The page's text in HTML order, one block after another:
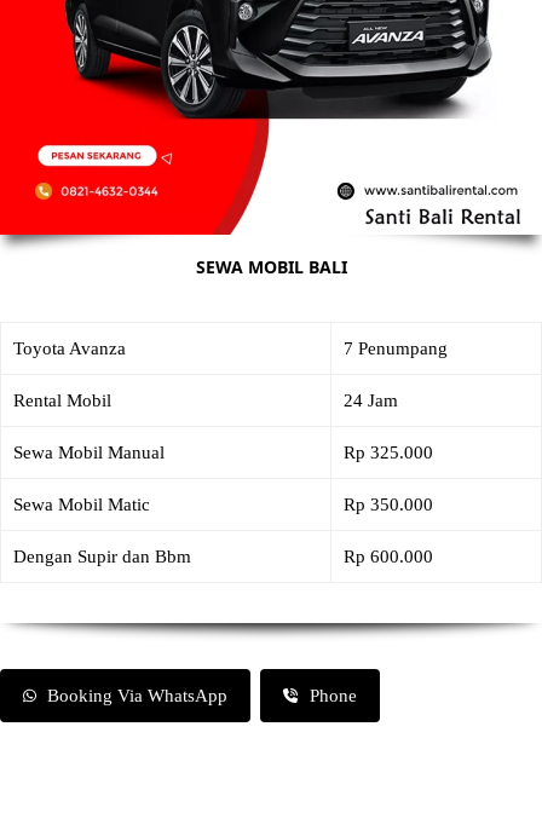
SEWA MOBIL BALI
Toyota Avanza 7 Penumpang
Rental Mobil 24 Jam
Sewa Mobil Manual Rp 325.000
Sewa Mobil Matic Rp 350.000
Dengan Supir dan Bbm Rp 600.000
Booking Via WhatsApp Phone